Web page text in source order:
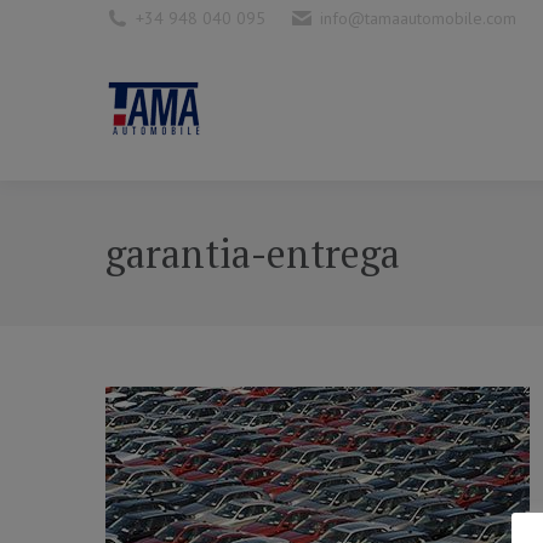
+34 948 040 095 info@tamaautomobile.com
garantia-entrega